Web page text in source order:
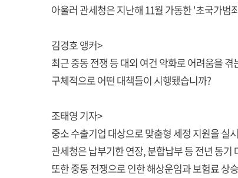
아울러 관세청은 지난해 11월 가동한 '초국가범
김경호 앵커>
최근 중동 전쟁 등 대외 여건 악화로 어려움을
구체적으로 어떤 대책들이 시행됐습니까?
조태영 기자>
중소 수출기업 대상으로 맞춤형 세정 지원을 실
관세청은 납부기한 연장, 분합납부 등 전년 동
또한 중동 전쟁으로 인한 해상운임과 보험료 상